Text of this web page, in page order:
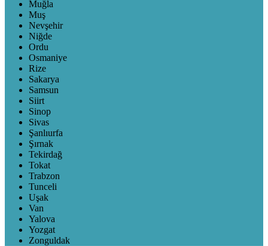
Muğla
Muş
Nevşehir
Niğde
Ordu
Osmaniye
Rize
Sakarya
Samsun
Siirt
Sinop
Sivas
Şanlıurfa
Şırnak
Tekirdağ
Tokat
Trabzon
Tunceli
Uşak
Van
Yalova
Yozgat
Zonguldak